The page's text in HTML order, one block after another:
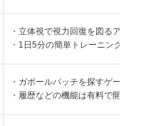
・立体視で視力回復を図るアプリ
・1日5分の簡単トレーニング
・ガボールパッチを探すゲーム
・履歴などの機能は有料で開放